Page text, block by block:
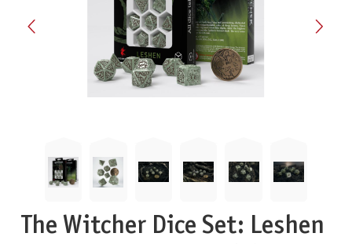
The Witcher Dice Set: Leshen